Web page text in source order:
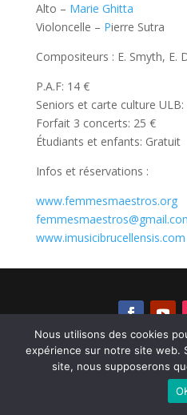
Alto – Marie Ghitta
Violoncelle – Pierre Sutra
Compositeurs : E. Smyth, E.
P.A.F: 14 €
Seniors et carte culture ULB:
Forfait 3 concerts: 25 €
Étudiants et enfants: Gratuit
Infos et réservations :
www.femmesmaestros.org
www.imusicibrucellensis.com
© ZOFIA WISLOCKA –
Nous utilisons des cookies
expérience sur notre site web.
site, nous supposerons